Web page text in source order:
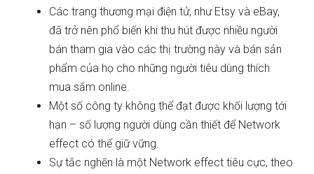
Các trang thương mại điện tử, như Etsy và eBay,
đã trở nên phổ biến khi thu hút được nhiều người
bán tham gia vào các thị trường này và bán sản
phẩm của họ cho những người tiêu dùng thích
mua sắm online.
Một số công ty không thể đạt được khối lượng tới
hạn – số lượng người dùng cần thiết để Network
effect có thể giữ vững.
Sự tắc nghẽn là một Network effect tiêu cực, theo